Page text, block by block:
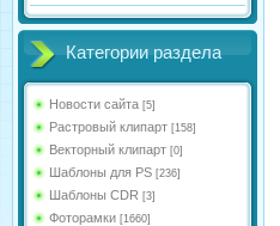
Категории раздела
Новости сайта [5]
Растровый клипарт [158]
Векторный клипарт [0]
Шаблоны для PS [236]
Шаблоны CDR [3]
Фоторамки [1660]